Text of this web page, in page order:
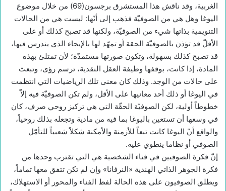
الغربية، وقد ناقش هذا المستشرق برجسون(69) من خلال موضوع
اليوغا وهل هي من الصوفيّة فذهب إلى أنّها: ليست هي من الحالات
التنويمية بذاتها شيء من الصوفيّة، ولكنها قد تصبح كذلك أو على
الأقلّ قد تؤذن بالصوفيّة الحقة أو تمهّد لها بالإيحاء الذي يندرس فيها،
قد تصبح كذلك بسهولة، وتكون صورتها مستمدّة؛ لأن تمتلئ بهذه
المادة، إذا كانت، بوقفها وظيفة العقل النقدية، ترسم رؤى، وتبعث
على حالات من الوجد. وذلك كان معنى تلك الرياضيات التي انتظمت
في اليوغا أو ذلك أحد معانيها على الأقل، ولم تكن الصوفيّة فيه إلاّ
خطوطاً أولية، لكن الصوفيّة الحقّة التي هي تركيز روحي صرف، كان
في وسعها أن تستعين باليوغا بما فيه من مادية وتجعله بذلك روحياً،
والواقع أنّ اليوغا كانت تبعاً للأزمنة والأمكنة شكلاً شعبياً للتأمّل
الصوفي أو نظاما ينطوي عليه.
إنّ فكرة الصوفيين في فناء الشخصية هي التي تقترب وحدها من
فكرة الجوهر الذاتي الهندية «النرفانا» وإن لم تكن تتفق معها تماماً،
ويطلق الصوفيون على هذه الحالة لفظ الفناء والمحور أو الاستهلاك،